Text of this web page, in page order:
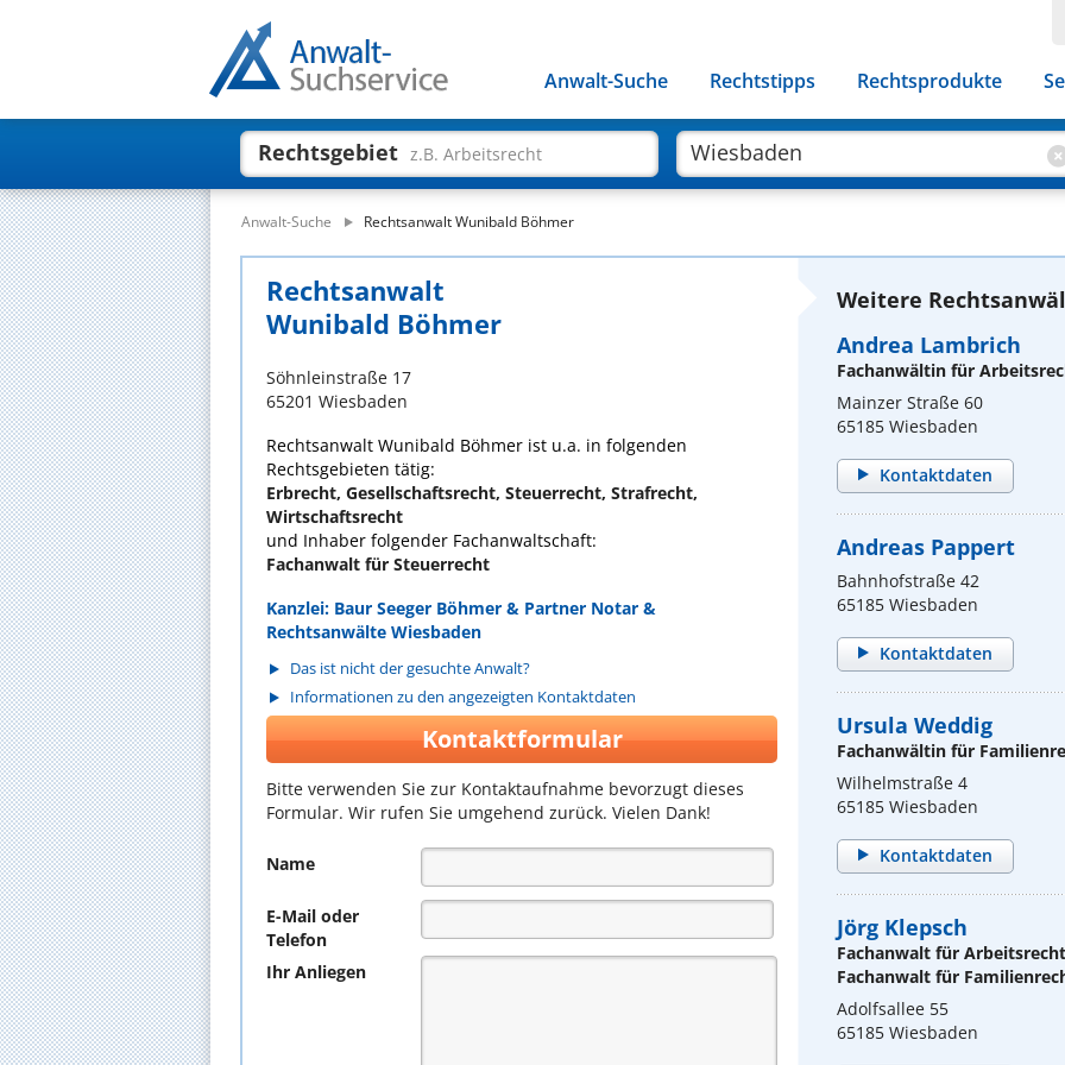
Anwalt-Suche Rechtstipps Rechtsprodukte
Rechtsgebiet z.B. Arbeitsrecht
Anwalt-Suche Rechtsanwalt Wunibald Böhmer
Rechtsanwalt
Wunibald Böhmer
Söhnleinstraße 17
65201 Wiesbaden
Rechtsanwalt Wunibald Böhmer ist u.a. in folgenden
Rechtsgebieten tätig:
Erbrecht, Gesellschaftsrecht, Steuerrecht, Strafrecht,
Wirtschaftsrecht
und Inhaber folgender Fachanwaltschaft:
Fachanwalt für Steuerrecht
Kanzlei: Baur Seeger Böhmer & Partner Notar &
Rechtsanwälte Wiesbaden
Das ist nicht der gesuchte Anwalt?
Informationen zu den angezeigten Kontaktdaten
Kontaktformular
Bitte verwenden Sie zur Kontaktaufnahme bevorzugt dieses
Formular. Wir rufen Sie umgehend zurück. Vielen Dank!
Name
E-Mail oder
Telefon
Ihr Anliegen
Weitere
Andrea Lambrich
Fachanwältin für
Mainzer Straße 60
65185 Wiesbaden
Kontaktdaten
Andreas Pappert
Bahnhofstraße 42
65185 Wiesbaden
Kontaktdaten
Ursula Weddig
Fachanwältin für
Wilhelmstraße 4
65185 Wiesbaden
Kontaktdaten
Jörg Klepsch
Fachanwalt für Arbeitsrecht
Fachanwalt für
Adolfsallee 55
65185 Wiesbaden